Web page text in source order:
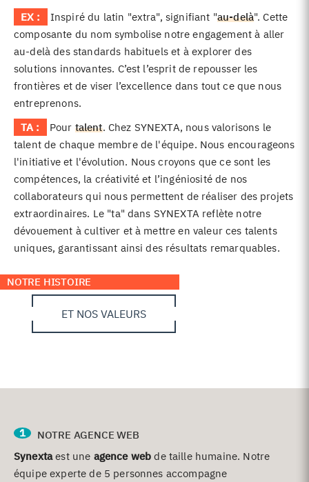
EX :
Inspiré du latin "extra", signifiant "au-delà". Cette
composante du nom symbolise notre engagement à aller
au-delà des standards habituels et à explorer des
solutions innovantes. C’est l’esprit de repousser les
frontières et de viser l’excellence dans tout ce que nous
entreprenons.
TA :
Pour talent. Chez SYNEXTA, nous valorisons le
talent de chaque membre de l'équipe. Nous encourageons
l'initiative et l'évolution. Nous croyons que ce sont les
compétences, la créativité et l’ingéniosité de nos
collaborateurs qui nous permettent de réaliser des projets
extraordinaires. Le "ta" dans SYNEXTA reflète notre
dévouement à cultiver et à mettre en valeur ces talents
uniques, garantissant ainsi des résultats remarquables.
NOTRE HISTOIRE
ET NOS VALEURS
1
NOTRE AGENCE WEB
Synextaest une agence web de taille humaine. Notre
équipe experte de 5 personnes accompagne